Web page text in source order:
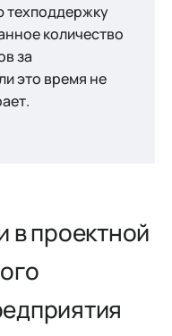
техподдержку
количество
за
это время не
в проектной